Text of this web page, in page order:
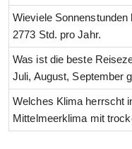
Wieviele
2773 Std. pro Jahr.
Was ist die beste
Juli, August, September
Welches Klima herrscht
Mittelmeerklima mit